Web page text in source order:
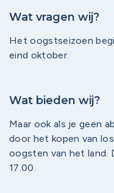
Wat vragen wij?
Het oogstseizoen
eind oktober.
Wat bieden wij?
Maar ook als je geen
door het kopen van
oogsten van het land.
17.00.